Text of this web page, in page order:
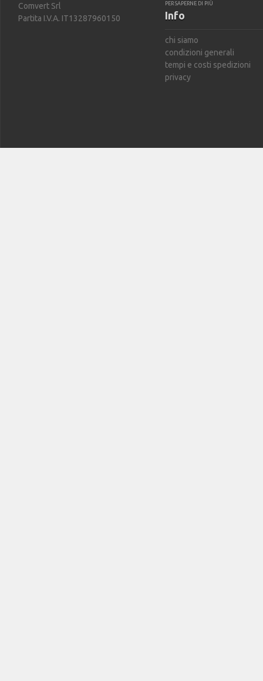
Comvert Srl
Partita I.V.A. IT13287960150
PER SAPERNE DI PIÙ
Info
chi siamo
condizioni generali
tempi e costi spedizioni
privacy